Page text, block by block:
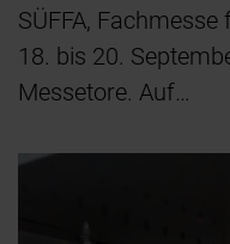
SÜFFA,
18. bis 20.
Messetore. Auf…